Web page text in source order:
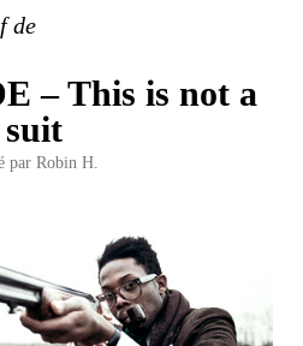
de
– This is not a
suit
par Robin H.